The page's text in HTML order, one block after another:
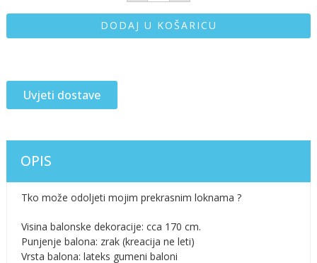
DODAJ U KOŠARICU
Uvjeti dostave
OPIS
Tko može odoljeti mojim prekrasnim loknama ?
Visina balonske dekoracije: cca 170 cm.
Punjenje balona: zrak (kreacija ne leti)
Vrsta balona: lateks gumeni baloni